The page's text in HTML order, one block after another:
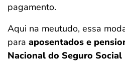
pagamento.
Aqui na meutudo, essa
para aposentados e
Nacional do Seguro Social